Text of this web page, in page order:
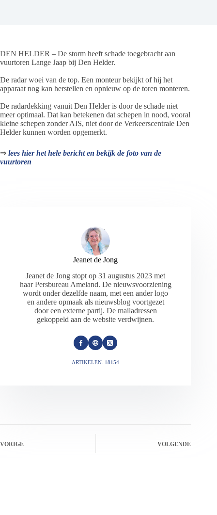
DEN HELDER – De storm heeft schade toegebracht aan
vuurtoren Lange Jaap bij Den Helder.
De radar woei van de top. Een monteur bekijkt of hij het
apparaat nog kan herstellen en opnieuw op de toren monteren.
De radardekking vanuit Den Helder is door de schade niet
meer optimaal. Dat kan betekenen dat schepen in nood, vooral
kleine schepen zonder AIS, niet door de Verkeerscentrale Den
Helder kunnen worden opgemerkt.
⇒ lees hier het hele bericht en bekijk de foto van de
vuurtoren
Jeanet de Jong
Jeanet de Jong stopt op 31 augustus 2023 met
haar Persbureau Ameland. De nieuwsvoorziening
wordt onder dezelfde naam, met een ander logo
en andere opmaak als nieuwsblog voortgezet
door een externe partij. De mailadressen
gekoppeld aan de website verdwijnen.
ARTIKELEN: 18154
VORIGE VOLGENDE